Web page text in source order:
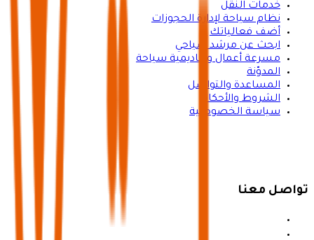
خدمات النقل
نظام سياحة لإدارة الحجوزات
أضف فعالياتك
ابحث عن مرشد سياحي
مسرعة أعمال وأكاديمية سياحة
المدوّنة
المساعدة والتواصل
الشروط والأحكام
سياسة الخصوصية
تواصل معنا